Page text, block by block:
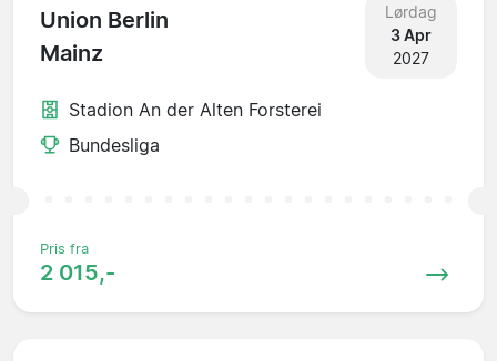
Union Berlin
Mainz
Lørdag
3 Apr
2027
Stadion An der Alten Forsterei
Bundesliga
Pris fra
2 015,-